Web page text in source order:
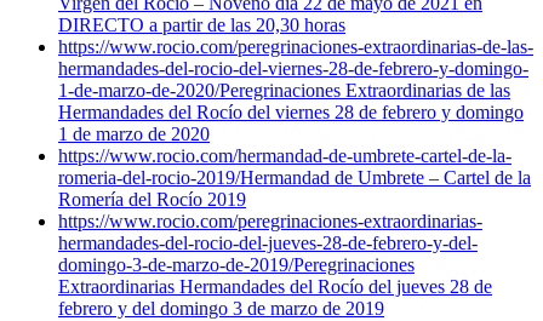
DIRECTO a partir de las 20,30 horas
https://www.rocio.com/peregrinaciones-extraordinarias-de-las-
hermandades-del-rocio-del-viernes-28-de-febrero-y-domingo-
1-de-marzo-de-2020/Peregrinaciones Extraordinarias de las
Hermandades del Rocío del viernes 28 de febrero y domingo
1 de marzo de 2020
https://www.rocio.com/hermandad-de-umbrete-cartel-de-la-
romeria-del-rocio-2019/Hermandad de Umbrete – Cartel de la
Romería del Rocío 2019
https://www.rocio.com/peregrinaciones-extraordinarias-
hermandades-del-rocio-del-jueves-28-de-febrero-y-del-
domingo-3-de-marzo-de-2019/Peregrinaciones
Extraordinarias Hermandades del Rocío del jueves 28 de
febrero y del domingo 3 de marzo de 2019